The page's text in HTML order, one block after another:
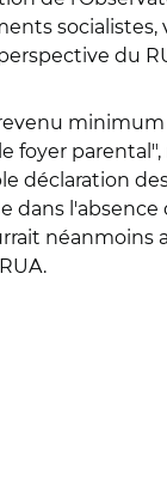
du
déclaration